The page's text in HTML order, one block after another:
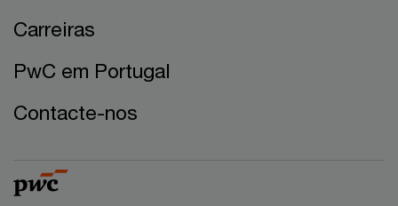
Carreiras
PwC em Portugal
Contacte-nos